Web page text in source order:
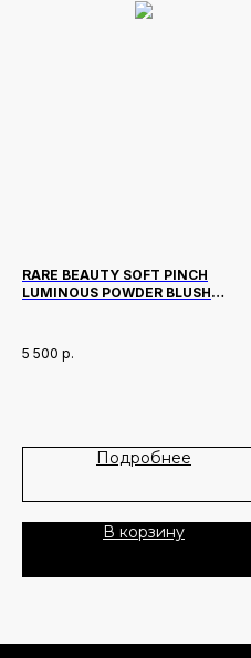
RARE BEAUTY SOFT PINCH
LUMINOUS POWDER BLUSH
5 500 р.
Подробнее
В корзину
Все права защищены
О нас
Лидеры продаж